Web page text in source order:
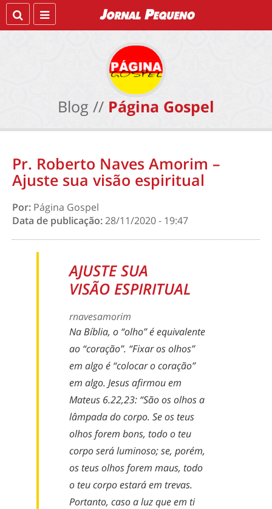
Blog // Página Gospel
Pr. Roberto Naves Amorim –
Ajuste sua visão espiritual
Por: Página Gospel
Data de publicação:28/11/2020 - 19:47
AJUSTE SUA
VISÃO ESPIRITUAL
rnavesamorim
Na Bíblia, o “olho” é equivalente
ao “coração”. “Fixar os olhos”
em algo é “colocar o coração”
em algo. Jesus afirmou em
Mateus 6.22,23: “São os olhos a
lâmpada do corpo. Se os teus
olhos forem bons, todo o teu
corpo será luminoso; se, porém,
os teus olhos forem maus, todo
o teu corpo estará em trevas.
Portanto, caso a luz que em ti